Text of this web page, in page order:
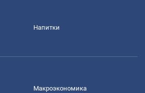
Напитки
Mакроэкономика